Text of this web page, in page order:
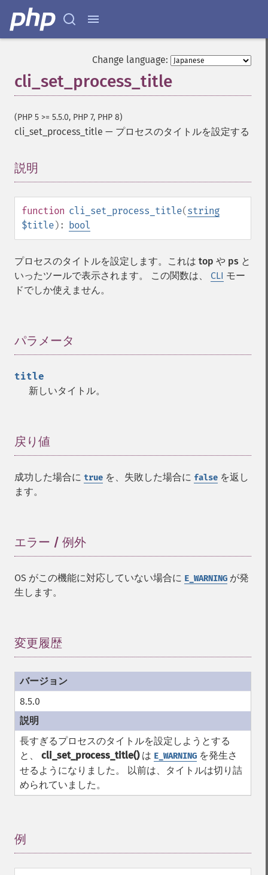
Change language:
cli_set_process_title
(PHP 5 >= 5.5.0, PHP 7, PHP 8)
cli_set_process_title — プロセスのタイトルを設定する
説明
function cli_set_process_title(string
$title): bool
プロセスのタイトルを設定します。これは top や ps と
いったツールで表示されます。 この関数は、 CLI モー
ドでしか使えません。
パラメータ
title
新しいタイトル。
戻り値
成功した場合に true を、失敗した場合に false を返し
ます。
エラー / 例外
OS がこの機能に対応していない場合に E_WARNING が発
生します。
変更履歴
8.5.0
長すぎるプロセスのタイトルを設定しようとする
と、 cli_set_process_title()は E_WARNING を発生さ
せるようになりました。 以前は、タイトルは切り詰
められていました。
例